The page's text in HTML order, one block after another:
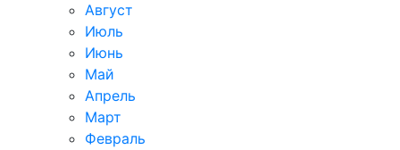
Август
Июль
Июнь
Май
Апрель
Март
Февраль